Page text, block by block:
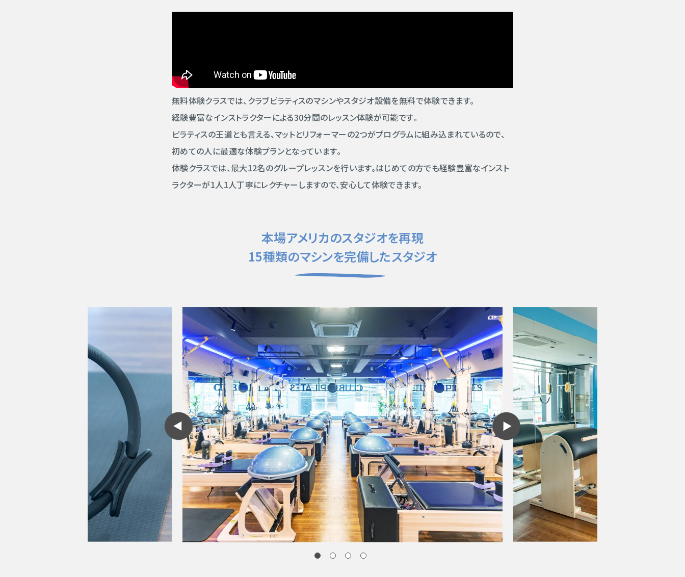
無料体験クラスでは、クラブピラティスのマシンやスタジオ設備を無料で体験できます。
経験豊富なインストラクターによる30分間のレッスン体験が可能です。
ピラティスの王道とも言える、マットとリフォーマーの2つがプログラムに組み込まれているので、
初めての人に最適な体験プランとなっています。
体験クラスでは、最大12名のグループレッスンを行います。はじめての方でも経験豊富なインスト
ラクターが1人1人丁寧にレクチャーしますので、安心して体験できます。
本場アメリカのスタジオを再現
15種類のマシンを完備したスタジオ